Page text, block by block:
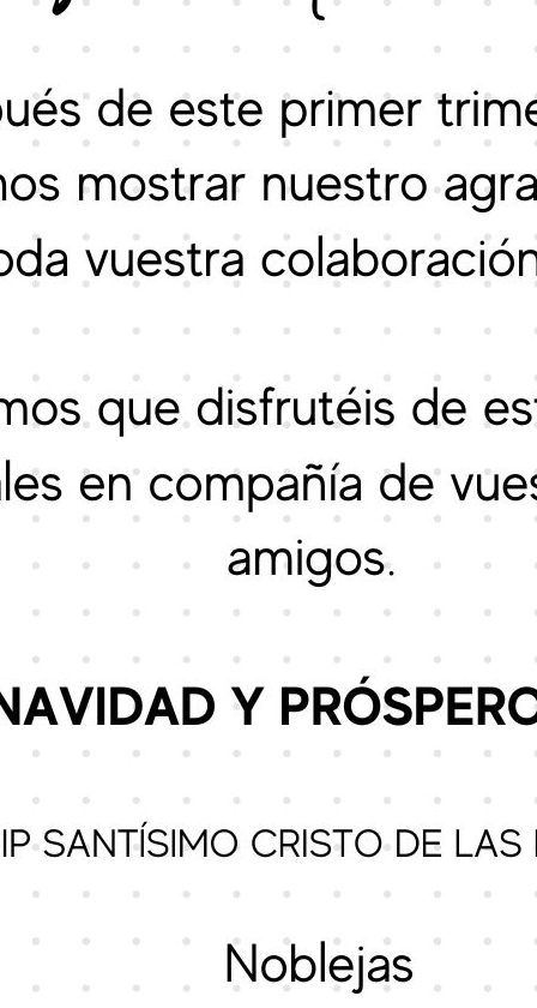
ERASMUS DAYS 2024
ERASMUS DAYS :
ERASMUSDAYS 2025
EVALUACIÓN DE
EDUCACIÓN PRIMARIA
EL CEIP SANTÍSIMO
UN PROYECTO DE
FESTIVAL DE
FIESTA DE LA
FELICITACIÓN
II CONGRESO
INFORMACIÓN